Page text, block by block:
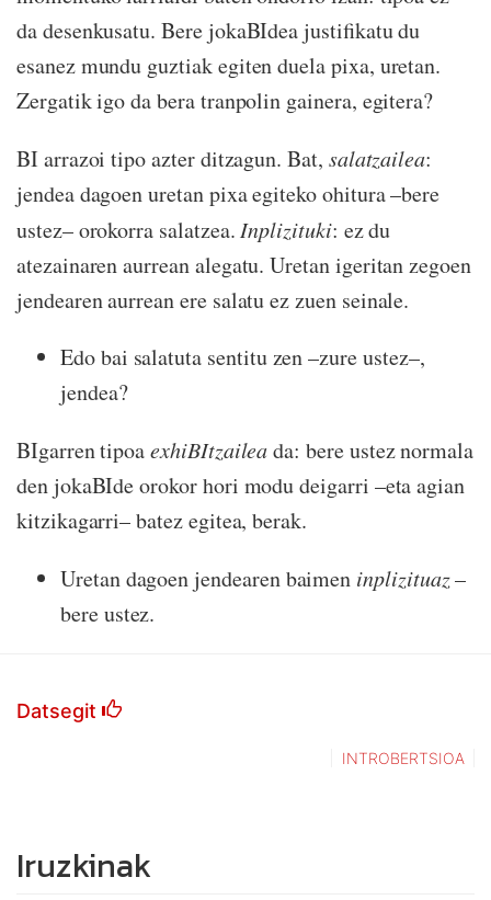
da desenkusatu. Bere jokaBIdea justifikatu du
esanez mundu guztiak egiten duela pixa, uretan.
Zergatik igo da bera tranpolin gainera, egitera?
BI arrazoi tipo azter ditzagun. Bat, salatzailea:
jendea dagoen uretan pixa egiteko ohitura –bere
ustez– orokorra salatzea.Inplizituki: ez du
atezainaren aurrean alegatu. Uretan igeritan zegoen
jendearen aurrean ere salatu ez zuen seinale.
Edo bai salatuta sentitu zen –zure ustez–,
jendea?
BIgarren tipoaexhiBItzaileada: bere ustez normala
den jokaBIde orokor hori modu deigarri –eta agian
kitzikagarri– batez egitea, berak.
Uretan dagoen jendearen baimen inplizituaz–
bere ustez.
Datsegit
INTROBERTSIOA
Iruzkinak